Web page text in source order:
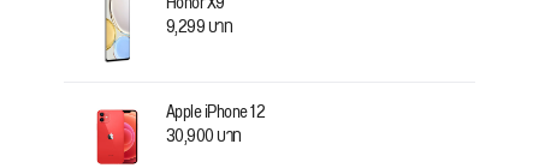
9,299 บาท
Apple iPhone 12
30,900 บาท